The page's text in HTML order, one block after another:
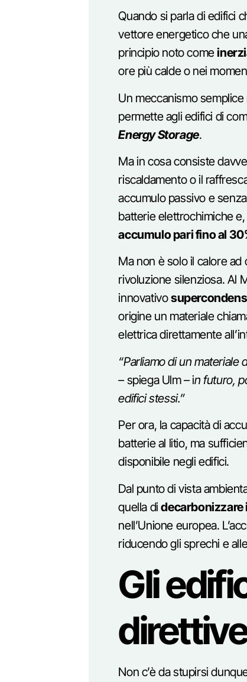
Quando si parla di edifici
vettore energetico che
principio noto come
ore più calde o nei
Un meccanismo semplice
permette agli edifici di
Energy Storage.
Ma in cosa consiste
riscaldamento o il
accumulo passivo e
batterie elettrochimiche
accumulo pari fino al
Ma non è solo il calore
rivoluzione silenziosa. Al
innovativo
origine un materiale
elettrica direttamente
“Parliamo di un
–spiega Ulm – in futuro,
edifici stessi.”
Per ora, la capacità di
batterie al litio, ma
disponibile negli edifici.
Dal punto di vista
quella di
nell’Unione europea.
riducendo gli sprechi e
Gli
Non c’è da stupirsi